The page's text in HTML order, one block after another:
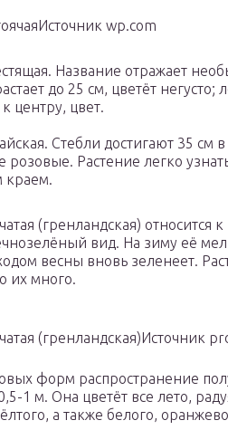
wp.com
Название отражает
до 25 см, цветёт
центру, цвет.
Стебли достигают 35
розовые. Растение легко
краем.
(гренландская)
вид. На зиму её
весны вновь зеленеет.
их много.
(гренландская)Источник
форм распространение
1 м. Она цветёт все лето,
а также белого,